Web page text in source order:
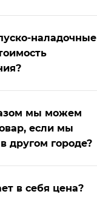
наладочные
мы можем
если мы
другом городе?
в себя цена?